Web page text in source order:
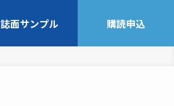
誌面サンプル 購読申込